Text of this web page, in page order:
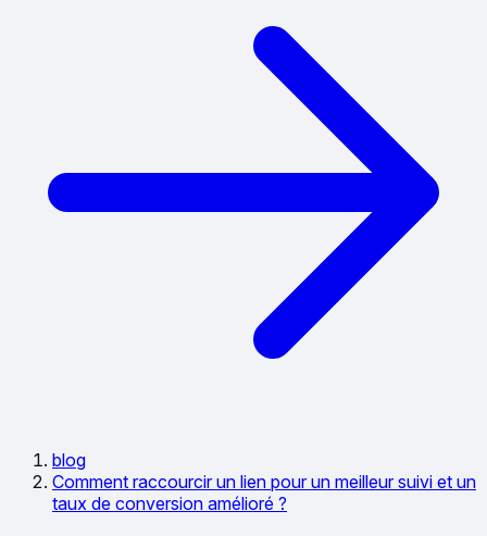
blog
Comment raccourcir un lien pour un meilleur suivi et un
taux de conversion amélioré ?